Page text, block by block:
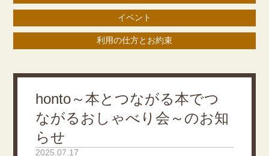
イベント
利用の仕方とお約束
honto～本とつながる本でつ
ながるおしゃべり会～のお知
らせ
2025.07.17